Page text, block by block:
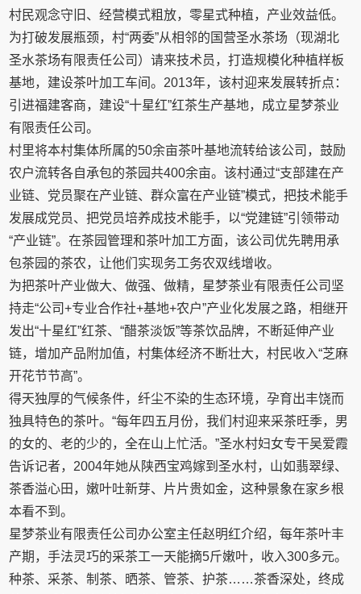
村民观念守旧、经营模式粗放，零星式种植，产业效益低。
为打破发展瓶颈，村“两委”从相邻的国营圣水茶场（现湖北
圣水茶场有限责任公司）请来技术员，打造规模化种植样板
基地，建设茶叶加工车间。2013年，该村迎来发展转折点：
引进福建客商，建设“十星红”红茶生产基地，成立星梦茶业
有限责任公司。
村里将本村集体所属的50余亩茶叶基地流转给该公司，鼓励
农户流转各自承包的茶园共400余亩。该村通过“支部建在产
业链、党员聚在产业链、群众富在产业链”模式，把技术能手
发展成党员、把党员培养成技术能手，以“党建链”引领带动
“产业链”。在茶园管理和茶叶加工方面，该公司优先聘用承
包茶园的茶农，让他们实现务工务农双线增收。
为把茶叶产业做大、做强、做精，星梦茶业有限责任公司坚
持走“公司+专业合作社+基地+农户”产业化发展之路，相继开
发出“十星红”红茶、“醋茶淡饭”等茶饮品牌，不断延伸产业
链，增加产品附加值，村集体经济不断壮大，村民收入“芝麻
开花节节高”。
得天独厚的气候条件，纤尘不染的生态环境，孕育出丰饶而
独具特色的茶叶。“每年四五月份，我们村迎来采茶旺季，男
的女的、老的少的，全在山上忙活。”圣水村妇女专干吴爱霞
告诉记者，2004年她从陕西宝鸡嫁到圣水村，山如翡翠绿、
茶香溢心田，嫩叶吐新芽、片片贵如金，这种景象在家乡根
本看不到。
星梦茶业有限责任公司办公室主任赵明红介绍，每年茶叶丰
产期，手法灵巧的采茶工一天能摘5斤嫩叶，收入300多元。
种茶、采茶、制茶、晒茶、管茶、护茶……茶香深处，终成